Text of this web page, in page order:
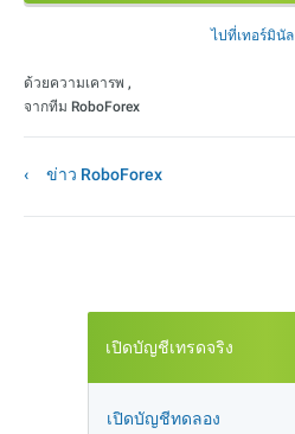
ไปที่เทอร์มินัล
ด้วยความเคารพ ,
จากทีม RoboForex
ข่าว RoboForex
เปิดบัญชีเทรดจริง
เปิดบัญชีทดลอง